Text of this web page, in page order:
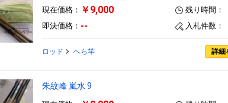
現在価格： ￥9,000
即決価格： --
残り時間：
入札件数：
ロッド へら竿 詳細
朱紋峰 嵐水 9